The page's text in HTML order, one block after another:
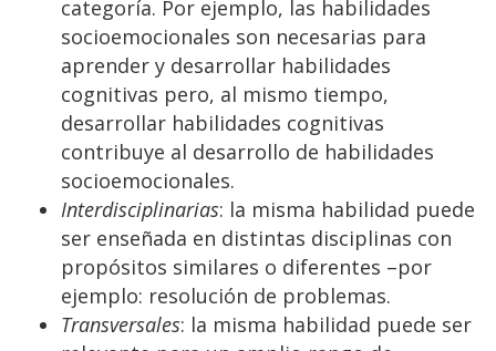
categoría. Por ejemplo, las habilidades
socioemocionales son necesarias para
aprender y desarrollar habilidades
cognitivas pero, al mismo tiempo,
desarrollar habilidades cognitivas
contribuye al desarrollo de habilidades
socioemocionales.
Interdisciplinarias: la misma habilidad puede
ser enseñada en distintas disciplinas con
propósitos similares o diferentes –por
ejemplo: resolución de problemas.
Transversales: la misma habilidad puede ser